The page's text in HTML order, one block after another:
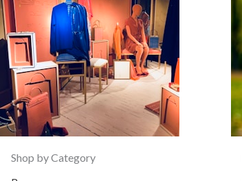
Shop by Category